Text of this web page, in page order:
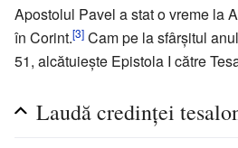
Apostolul Pavel a stat o vreme la
în Corint.[3] Cam pe la sfârşitul
51, alcătuieşte Epistola I către
Laudă credinţei